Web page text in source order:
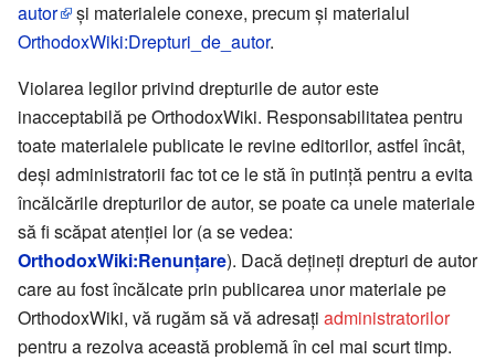
autor
și materialele conexe, precum și materialul
OrthodoxWiki:Drepturi_de_autor.
Violarea legilor privind drepturile de autor este
inacceptabilă pe OrthodoxWiki. Responsabilitatea pentru
toate materialele publicate le revine editorilor, astfel încât,
deși administratorii fac tot ce le stă în putință pentru a evita
încălcările drepturilor de autor, se poate ca unele materiale
să fi scăpat atenției lor (a se vedea:
OrthodoxWiki:Renunţare). Dacă dețineți drepturi de autor
care au fost încălcate prin publicarea unor materiale pe
OrthodoxWiki, vă rugăm să vă adresați administratorilor
pentru a rezolva această problemă în cel mai scurt timp.